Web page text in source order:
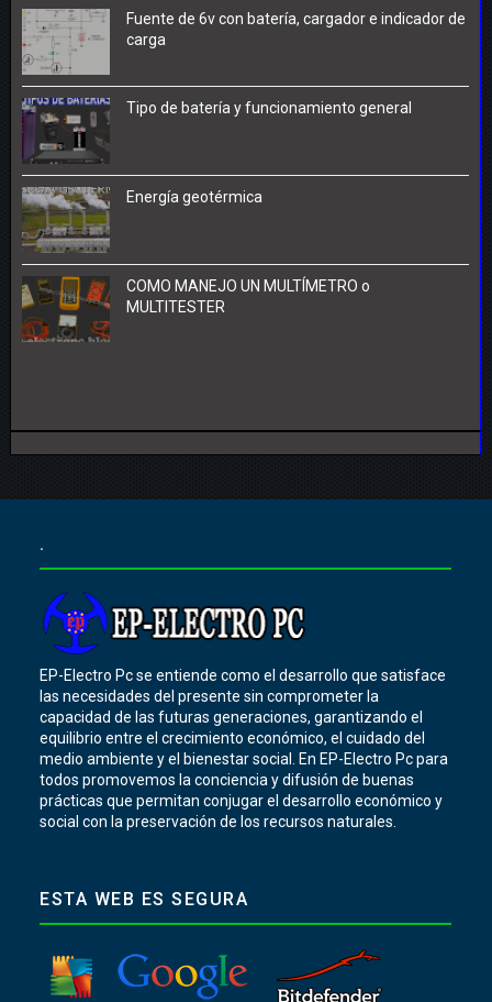
Fuente de 6v con batería, cargador e indicador de
carga
Tipo de batería y funcionamiento general
Energía geotérmica
COMO MANEJO UN MULTÍMETRO o
MULTITESTER
.
EP-Electro Pc se entiende como el desarrollo que satisface
las necesidades del presente sin comprometer la
capacidad de las futuras generaciones, garantizando el
equilibrio entre el crecimiento económico, el cuidado del
medio ambiente y el bienestar social. En EP-Electro Pc para
todos promovemos la conciencia y difusión de buenas
prácticas que permitan conjugar el desarrollo económico y
social con la preservación de los recursos naturales.
ESTA WEB ES SEGURA